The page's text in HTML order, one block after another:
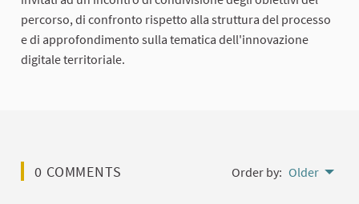
percorso, di confronto rispetto alla struttura del processo
e di approfondimento sulla tematica dell'innovazione
digitale territoriale.
0 COMMENTS Order by: Older